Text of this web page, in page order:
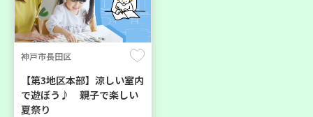
神戸市長田区
【第3地区本部】涼しい室内
で遊ぼう♪ 親子で楽しい
夏祭り